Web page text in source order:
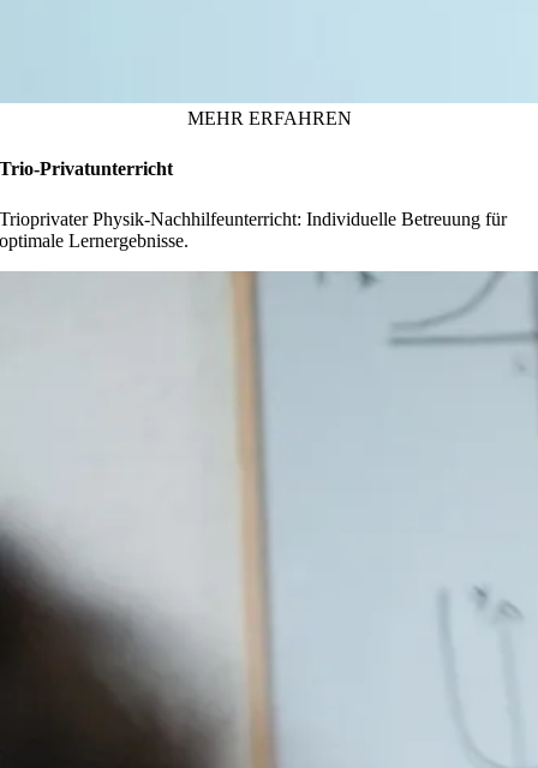
MEHR ERFAHREN
Trio-Privatunterricht
Trioprivater Physik-Nachhilfeunterricht: Individuelle Betreuung für
optimale Lernergebnisse.